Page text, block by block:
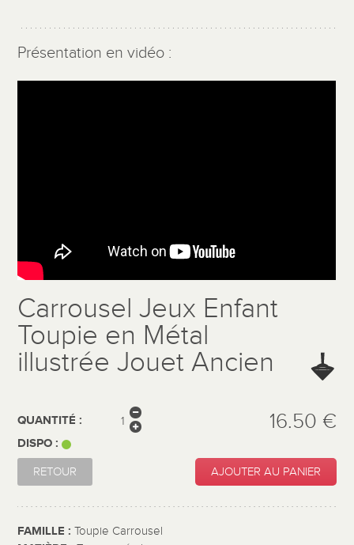
Présentation en vidéo :
Carrousel Jeux Enfant
Toupie en Métal
illustrée Jouet Ancien
QUANTITÉ :
DISPO :
16.50 €
RETOUR AJOUTER AU PANIER
FAMILLE :Toupie Carrousel